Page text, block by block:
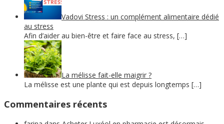
Vadovi Stress : un complément alimentaire dédié
au stress
Afin d’aider au bien-être et faire face au stress, […]
La mélisse fait-elle maigrir ?
La mélisse est une plante qui est depuis longtemps […]
Commentaires récents